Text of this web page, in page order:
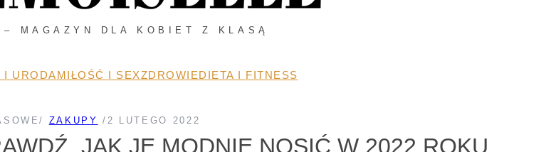
– MAGAZYN DLA KOBIET Z KLASĄ
I URODAMIŁOŚĆ I SEXZDROWIEDIETA I FITNESS
/ ZAKUPY / 2 LUTEGO 2022
JAK JE MODNIE NOSIĆ W 2022 ROKU